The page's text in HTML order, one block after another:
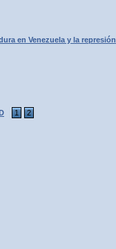
en Venezuela y la represión
1 2